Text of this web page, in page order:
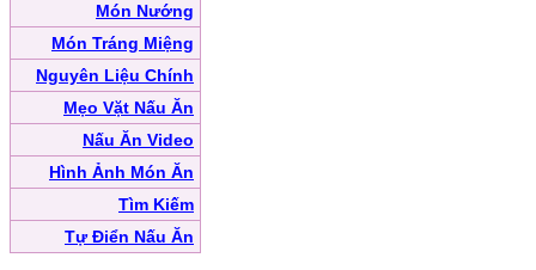
Món Nướng
Món Tráng Miệng
Nguyên Liệu Chính
Mẹo Vặt Nấu Ăn
Nấu Ăn Video
Hình Ảnh Món Ăn
Tìm Kiếm
Tự Điển Nấu Ăn